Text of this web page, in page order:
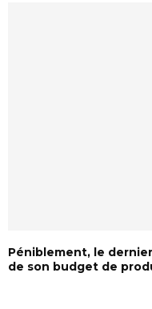
Péniblement, le
de son budget de